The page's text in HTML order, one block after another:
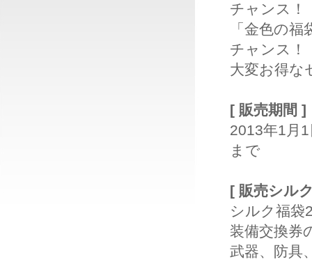
チャンス！
「金色の
チャンス！
大変お得な
[販売期間]
2013年1月
まで
[販売シル
シルク福袋
装備交換券
武器、防具